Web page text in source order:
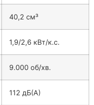
40,2 cм³
1,9/2,6 кВт/к.с.
9.000 об/хв.
112 дБ(А)